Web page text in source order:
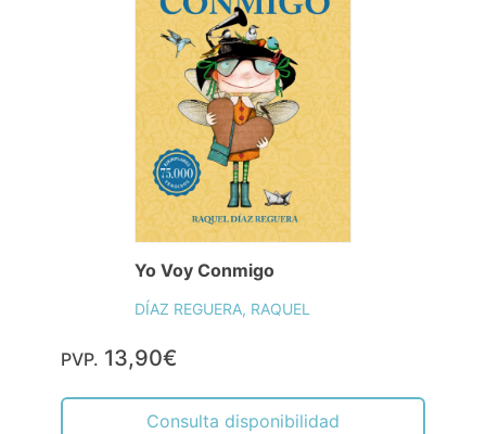
Yo Voy Conmigo
DÍAZ REGUERA, RAQUEL
PVP. 13,90€
Consulta disponibilidad